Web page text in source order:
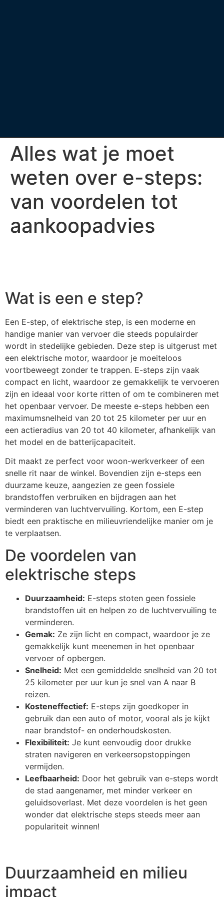
Alles wat je moet
weten over e-steps:
van voordelen tot
aankoopadvies
Wat is een e step?
Een E-step, of elektrische step, is een moderne en
handige manier van vervoer die steeds populairder
wordt in stedelijke gebieden. Deze step is uitgerust met
een elektrische motor, waardoor je moeiteloos
voortbeweegt zonder te trappen. E-steps zijn vaak
compact en licht, waardoor ze gemakkelijk te vervoeren
zijn en ideaal voor korte ritten of om te combineren met
het openbaar vervoer. De meeste e-steps hebben een
maximumsnelheid van 20 tot 25 kilometer per uur en
een actieradius van 20 tot 40 kilometer, afhankelijk van
het model en de batterijcapaciteit.
Dit maakt ze perfect voor woon-werkverkeer of een
snelle rit naar de winkel. Bovendien zijn e-steps een
duurzame keuze, aangezien ze geen fossiele
brandstoffen verbruiken en bijdragen aan het
verminderen van luchtvervuiling. Kortom, een E-step
biedt een praktische en milieuvriendelijke manier om je
te verplaatsen.
De voordelen van
elektrische steps
Duurzaamheid: E-steps stoten geen fossiele
brandstoffen uit en helpen zo de luchtvervuiling te
verminderen.
Gemak: Ze zijn licht en compact, waardoor je ze
gemakkelijk kunt meenemen in het openbaar
vervoer of opbergen.
Snelheid: Met een gemiddelde snelheid van 20 tot
25 kilometer per uur kun je snel van A naar B
reizen.
Kosteneffectief: E-steps zijn goedkoper in
gebruik dan een auto of motor, vooral als je kijkt
naar brandstof- en onderhoudskosten.
Flexibiliteit: Je kunt eenvoudig door drukke
straten navigeren en verkeersopstoppingen
vermijden.
Leefbaarheid: Door het gebruik van e-steps wordt
de stad aangenamer, met minder verkeer en
geluidsoverlast. Met deze voordelen is het geen
wonder dat elektrische steps steeds meer aan
populariteit winnen!
Duurzaamheid en milieu
impact